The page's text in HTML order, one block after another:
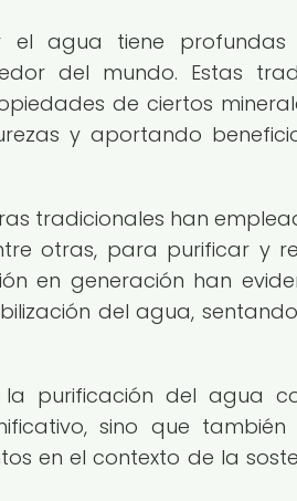
el agua tiene profundas
del mundo. Estas
de ciertos
y aportando
tradicionales han
otras, para purificar y
en generación han
del agua,
purificación del agua
sino que
en el contexto de la